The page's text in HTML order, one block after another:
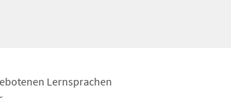
Lernsprachen